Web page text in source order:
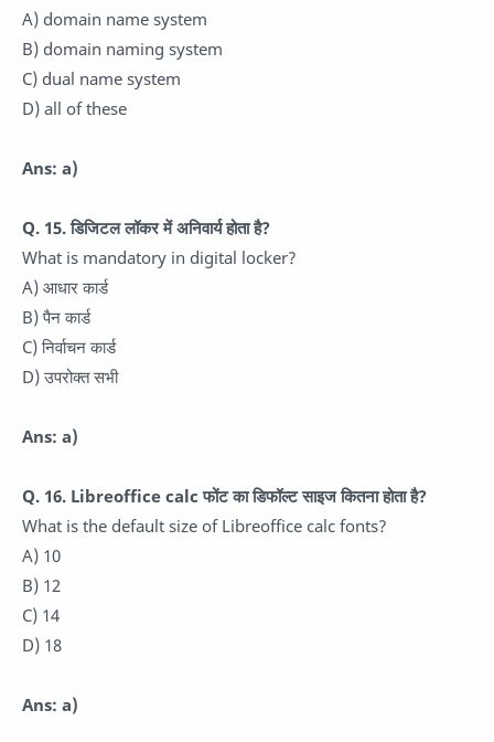
A) domain name system
B) domain naming system
C) dual name system
D) all of these
Ans: a)
Q. 15. डिजिटल लॉकर में अनिवार्य होता है?
What is mandatory in digital locker?
A) आधार कार्ड
B) पैन कार्ड
C) निर्वाचन कार्ड
D) उपरोक्त सभी
Ans: a)
Q. 16. Libreoffice calc फोंट का डिफॉल्ट साइज कितना होता है?
What is the default size of Libreoffice calc fonts?
A) 10
B) 12
C) 14
D) 18
Ans: a)